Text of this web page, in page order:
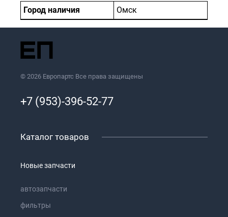
Город наличия
Омск
© 2026 Европартс Все права защищены
+7 (953)-396-52-77
Каталог товаров
Новые запчасти
автозапчасти
фильтры